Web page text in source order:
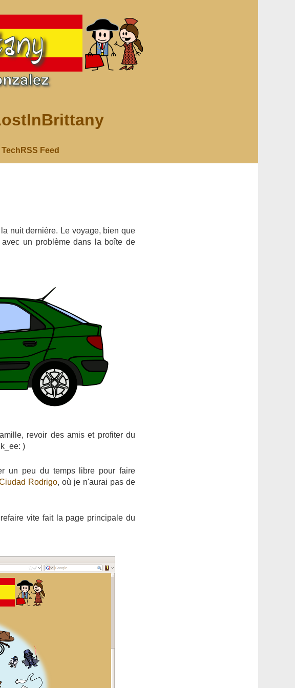
RSS Feed
nuit dernière. Le voyage, bien que
un problème dans la boîte de
revoir des amis et profiter du
)
un peu du temps libre pour faire
Rodrigo, où je n'aurai pas de
vite fait la page principale du